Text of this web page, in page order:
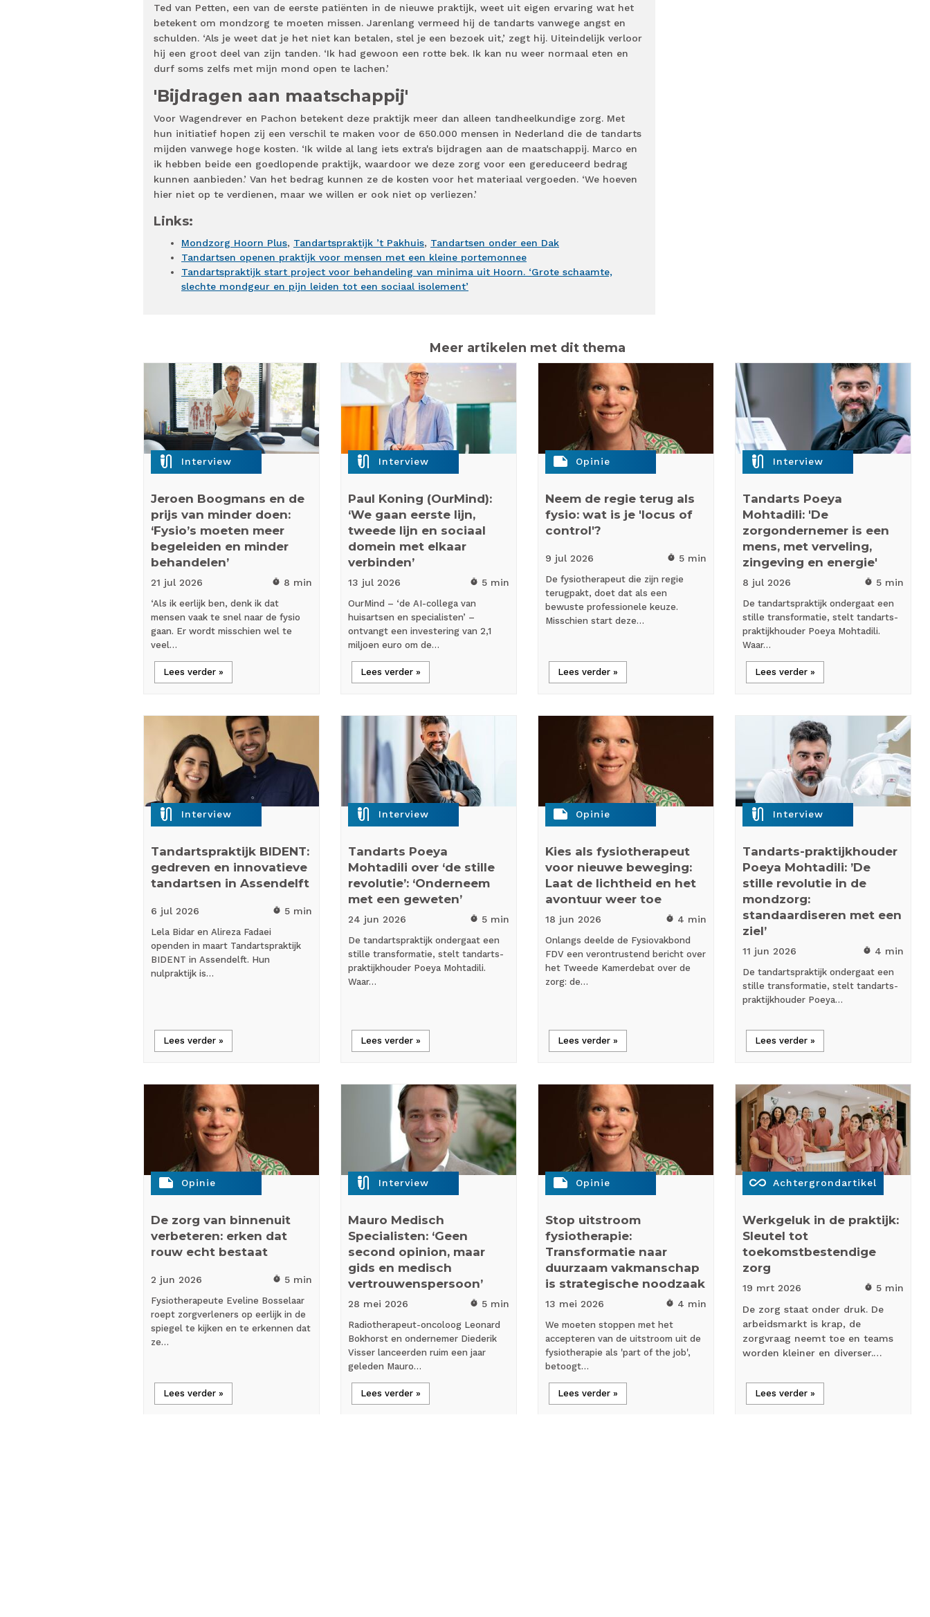
Ted van Petten, een van de eerste patiënten in de nieuwe praktijk, weet uit eigen ervaring wat het
betekent om mondzorg te moeten missen. Jarenlang vermeed hij de tandarts vanwege angst en
schulden. ‘Als je weet dat je het niet kan betalen, stel je een bezoek uit,’ zegt hij. Uiteindelijk verloor
hij een groot deel van zijn tanden. ‘Ik had gewoon een rotte bek. Ik kan nu weer normaal eten en
durf soms zelfs met mijn mond open te lachen.’
'Bijdragen aan maatschappij'
Voor Wagendrever en Pachon betekent deze praktijk meer dan alleen tandheelkundige zorg. Met
hun initiatief hopen zij een verschil te maken voor de 650.000 mensen in Nederland die de tandarts
mijden vanwege hoge kosten. ‘Ik wilde al lang iets extra's bijdragen aan de maatschappij. Marco en
ik hebben beide een goedlopende praktijk, waardoor we deze zorg voor een gereduceerd bedrag
kunnen aanbieden.’ Van het bedrag kunnen ze de kosten voor het materiaal vergoeden. ‘We hoeven
hier niet op te verdienen, maar we willen er ook niet op verliezen.’
Links:
Mondzorg Hoorn Plus, Tandartspraktijk ’t Pakhuis, Tandartsen onder een Dak
Tandartsen openen praktijk voor mensen met een kleine portemonnee
Tandartspraktijk start project voor behandeling van minima uit Hoorn. ‘Grote schaamte,
slechte mondgeur en pijn leiden tot een sociaal isolement’
Meer artikelen met dit thema
mic_external_on Interview
Jeroen Boogmans en de
prijs van minder doen:
‘Fysio’s moeten meer
begeleiden en minder
behandelen’
21 jul 2026 timer 8 min
‘Als ik eerlijk ben, denk ik dat
mensen vaak te snel naar de fysio
gaan. Er wordt misschien wel te
veel…
Lees verder »
mic_external_on Interview
Paul Koning (OurMind):
‘We gaan eerste lijn,
tweede lijn en sociaal
domein met elkaar
verbinden’
13 jul 2026 timer 5 min
OurMind – ‘de AI-collega van
huisartsen en specialisten’ –
ontvangt een investering van 2,1
miljoen euro om de…
Lees verder »
note Opinie
Neem de regie terug als
fysio: wat is je 'locus of
control'?
9 jul 2026 timer 5 min
De fysiotherapeut die zijn regie
terugpakt, doet dat als een
bewuste professionele keuze.
Misschien start deze…
Lees verder »
mic_external_on Interview
Tandarts Poeya
Mohtadili: 'De
zorgondernemer is een
mens, met verveling,
zingeving en energie'
8 jul 2026 timer 5 min
De tandartspraktijk ondergaat een
stille transformatie, stelt tandarts-
praktijkhouder Poeya Mohtadili.
Waar…
Lees verder »
mic_external_on Interview
Tandartspraktijk BIDENT:
gedreven en innovatieve
tandartsen in Assendelft
6 jul 2026 timer 5 min
Lela Bidar en Alireza Fadaei
openden in maart Tandartspraktijk
BIDENT in Assendelft. Hun
nulpraktijk is…
Lees verder »
mic_external_on Interview
Tandarts Poeya
Mohtadili over ‘de stille
revolutie’: ‘Onderneem
met een geweten’
24 jun 2026 timer 5 min
De tandartspraktijk ondergaat een
stille transformatie, stelt tandarts-
praktijkhouder Poeya Mohtadili.
Waar…
Lees verder »
note Opinie
Kies als fysiotherapeut
voor nieuwe beweging:
Laat de lichtheid en het
avontuur weer toe
18 jun 2026 timer 4 min
Onlangs deelde de Fysiovakbond
FDV een verontrustend bericht over
het Tweede Kamerdebat over de
zorg: de…
Lees verder »
mic_external_on Interview
Tandarts-praktijkhouder
Poeya Mohtadili: ’De
stille revolutie in de
mondzorg:
standaardiseren met een
ziel’
11 jun 2026 timer 4 min
De tandartspraktijk ondergaat een
stille transformatie, stelt tandarts-
praktijkhouder Poeya…
Lees verder »
note Opinie
De zorg van binnenuit
verbeteren: erken dat
rouw echt bestaat
2 jun 2026 timer 5 min
Fysiotherapeute Eveline Bosselaar
roept zorgverleners op eerlijk in de
spiegel te kijken en te erkennen dat
ze…
Lees verder »
mic_external_on Interview
Mauro Medisch
Specialisten: ‘Geen
second opinion, maar
gids en medisch
vertrouwenspersoon’
28 mei 2026 timer 5 min
Radiotherapeut-oncoloog Leonard
Bokhorst en ondernemer Diederik
Visser lanceerden ruim een jaar
geleden Mauro…
Lees verder »
note Opinie
Stop uitstroom
fysiotherapie:
Transformatie naar
duurzaam vakmanschap
is strategische noodzaak
13 mei 2026 timer 4 min
We moeten stoppen met het
accepteren van de uitstroom uit de
fysiotherapie als 'part of the job',
betoogt…
Lees verder »
all_inclusive Achtergrondartikel
Werkgeluk in de praktijk:
Sleutel tot
toekomstbestendige
zorg
19 mrt 2026 timer 5 min
De zorg staat onder druk. De
arbeidsmarkt is krap, de
zorgvraag neemt toe en teams
worden kleiner en diverser.…
Lees verder »